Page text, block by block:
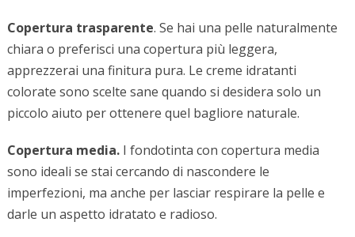
Copertura trasparente. Se hai una pelle naturalmente
chiara o preferisci una copertura più leggera,
apprezzerai una finitura pura. Le creme idratanti
colorate sono scelte sane quando si desidera solo un
piccolo aiuto per ottenere quel bagliore naturale.
Copertura media.I fondotinta con copertura media
sono ideali se stai cercando di nascondere le
imperfezioni, ma anche per lasciar respirare la pelle e
darle un aspetto idratato e radioso.